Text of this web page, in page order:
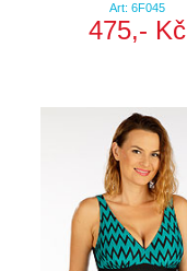
Art: 6F045
475,- Kč